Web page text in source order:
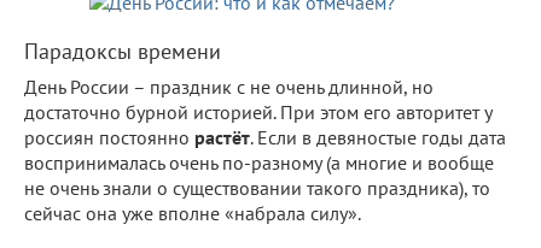
Парадоксы времени
День России – праздник с не очень длинной, но
достаточно бурной историей. При этом его авторитет у
россиян постоянно растёт. Если в девяностые годы дата
воспринималась очень по-разному (а многие и вообще
не очень знали о существовании такого праздника), то
сейчас она уже вполне «набрала силу».